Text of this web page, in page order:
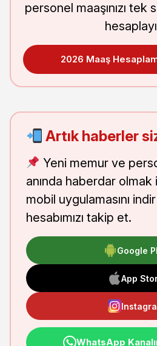
personel maaşınızı
2026 Maaş
Artık haberler
Yeni memur ve
anında haberdar olmak
mobil uygulamasını
hesabımızı takip et.
Google
App
WhatsApp